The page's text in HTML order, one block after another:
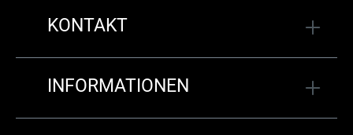
KONTAKT
INFORMATIONEN